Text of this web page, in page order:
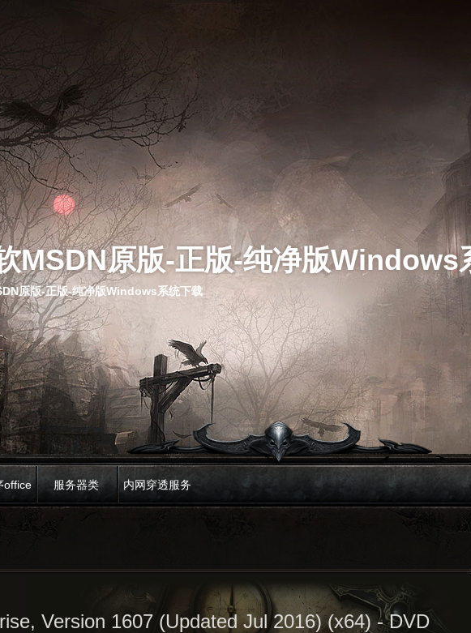
MSDN原版-正版-纯净版Windows
原版-正版-纯净版Windows系统下载
office 服务器类 内网穿透服务
Version 1607 (Updated Jul 2016) (x64) - DVD